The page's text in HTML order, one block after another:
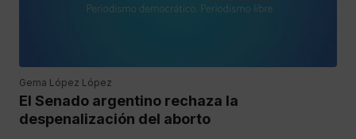
Gema López López
El Senado argentino rechaza la
despenalización del aborto